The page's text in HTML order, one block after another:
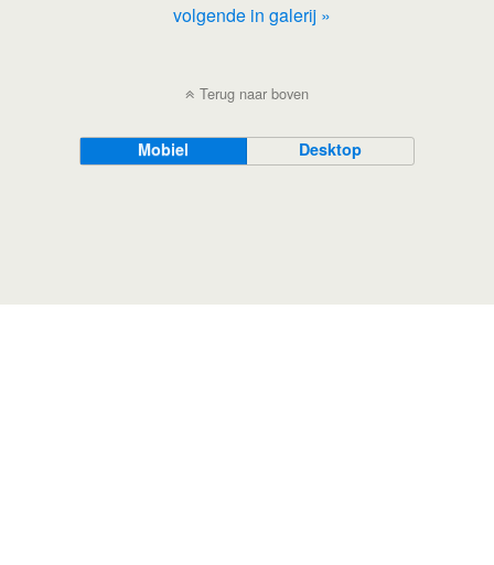
volgende in galerij »
Terug naar boven
Mobiel Desktop